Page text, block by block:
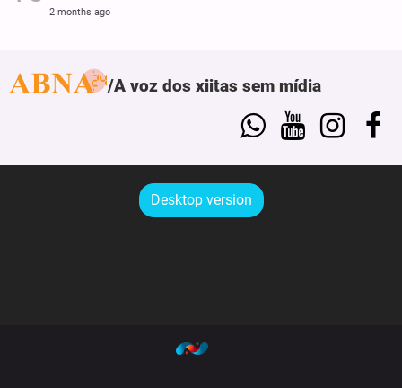
2 months ago
A voz dos xiitas sem mídia
Desktop version